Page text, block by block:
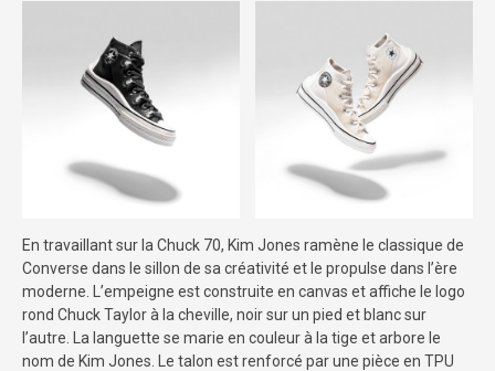
En travaillant sur la Chuck 70, Kim Jones ramène le classique de
Converse dans le sillon de sa créativité et le propulse dans l’ère
moderne. L’empeigne est construite en canvas et affiche le logo
rond Chuck Taylor à la cheville, noir sur un pied et blanc sur
l’autre. La languette se marie en couleur à la tige et arbore le
nom de Kim Jones. Le talon est renforcé par une pièce en TPU